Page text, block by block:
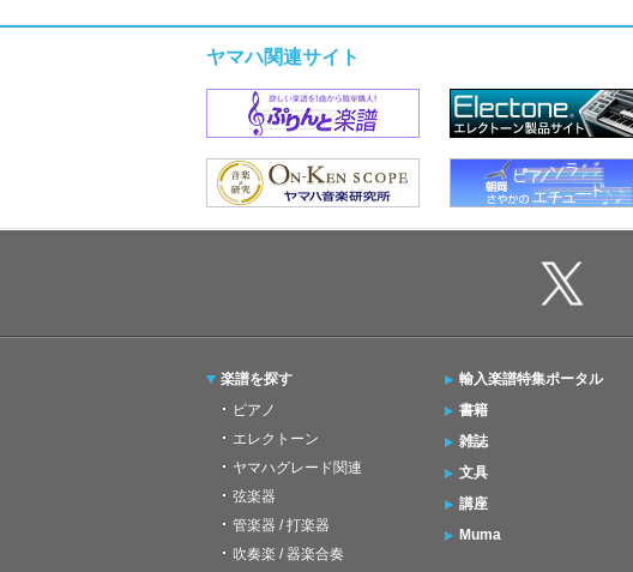
ヤマハ関連サイト
楽譜を探す
ピアノ
エレクトーン
ヤマハグレード関連
弦楽器
管楽器 / 打楽器
吹奏楽 / 器楽合奏
輸入楽譜特集ポータル
書籍
雑誌
文具
講座
Muma